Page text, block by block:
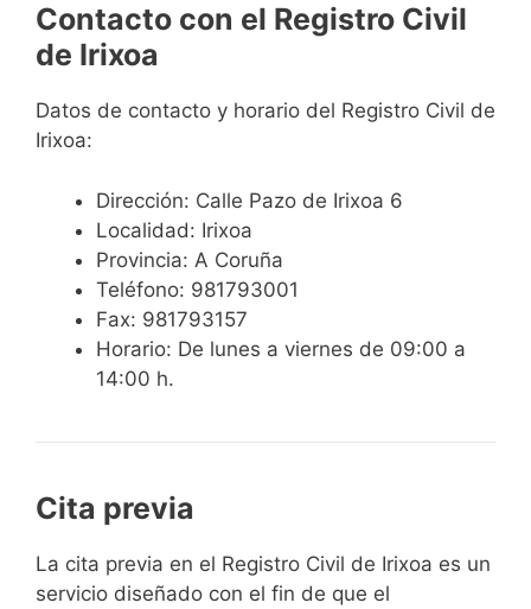
Contacto con el Registro Civil
de Irixoa
Datos de contacto y horario del Registro Civil de
Irixoa:
Dirección: Calle Pazo de Irixoa 6
Localidad: Irixoa
Provincia: A Coruña
Teléfono: 981793001
Fax: 981793157
Horario: De lunes a viernes de 09:00 a
14:00 h.
Cita previa
​​​​​​​​​​​​​​​​​​​​​​​​​​​​La cita previa en el Registro Civil de Irixoa es un
servicio diseñado con el fin de que el